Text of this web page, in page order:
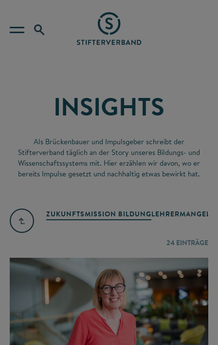
INSIGHTS
Als Brückenbauer und Impulsgeber schreibt der
Stifterverband täglich an der Story unseres Bildungs- und
Wissenschaftssystems mit. Hier erzählen wir davon, wo er
bereits Impulse gesetzt und nachhaltig etwas bewirkt hat.
ZUKUNFTSMISSION BILDUNGLEHRERMANGEL
24 EINTRÄGE